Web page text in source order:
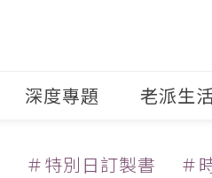
深度專題 老派生
＃特別日訂製書 ＃